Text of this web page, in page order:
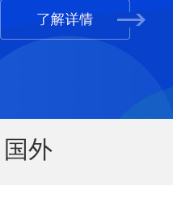
国外